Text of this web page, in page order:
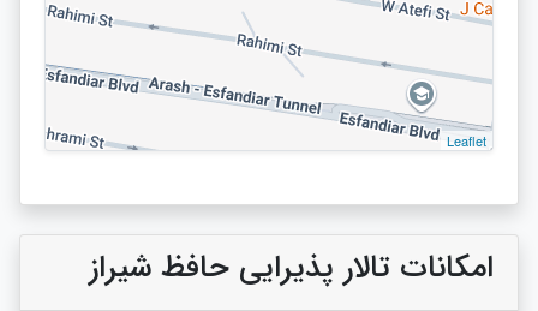
Leaflet
امکانات تالار پذیرایی حافظ شیراز